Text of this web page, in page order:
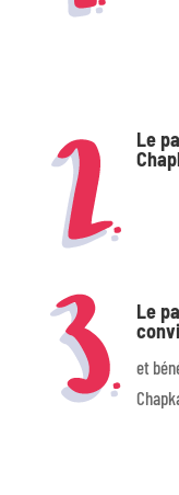
Le
Le
et